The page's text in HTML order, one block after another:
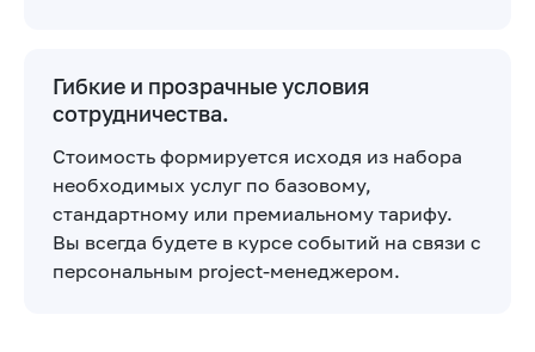
Гибкие и прозрачные условия
сотрудничества.
Стоимость формируется исходя из набора
необходимых услуг по базовому,
стандартному или премиальному тарифу.
Вы всегда будете в курсе событий на связи с
персональным project-менеджером.